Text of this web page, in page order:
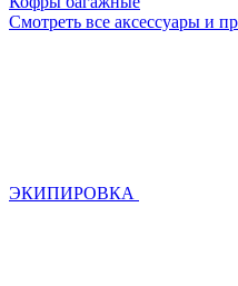
Смотреть все аксессуары и
ЭКИПИРОВКА